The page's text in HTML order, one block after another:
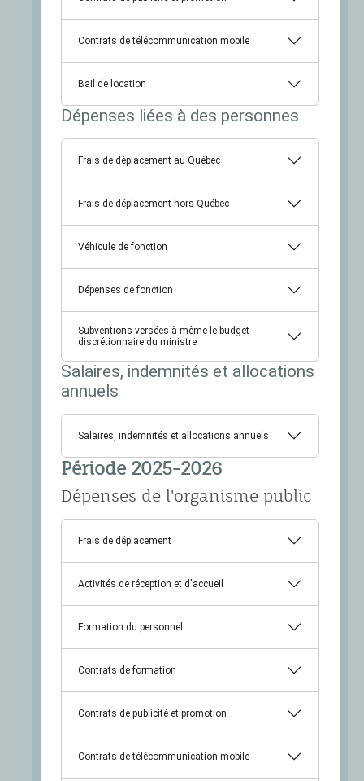
Contrats de télécommunication mobile
Bail de location
Dépenses liées à des personnes
Frais de déplacement au Québec
Frais de déplacement hors Québec
Véhicule de fonction
Dépenses de fonction
Subventions versées à même le budget
discrétionnaire du ministre
Salaires, indemnités et allocations
annuels
Salaires, indemnités et allocations annuels
Période 2025-2026
Dépenses de l'organisme public
Frais de déplacement
Activités de réception et d'accueil
Formation du personnel
Contrats de formation
Contrats de publicité et promotion
Contrats de télécommunication mobile